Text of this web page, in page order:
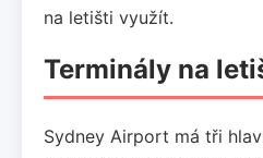
na letišti využít.
Terminály na
Sydney Airport má tři